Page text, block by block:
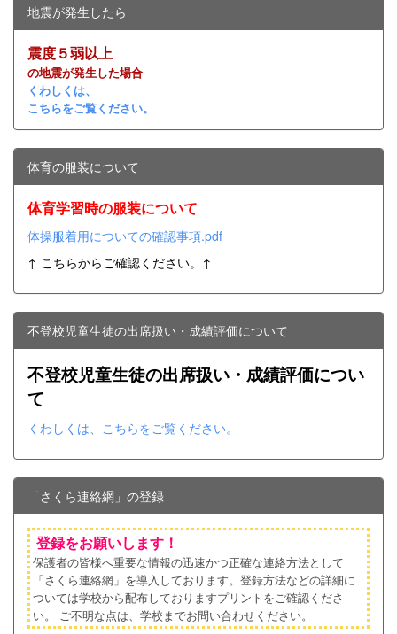
地震が発生したら
震度５弱以上
の地震が発生した場合
くわしくは、
こちらをご覧ください。
体育の服装について
体育学習時の服装について
体操服着用についての確認事項.pdf
↑ こちらからご確認ください。↑
不登校児童生徒の出席扱い・成績評価について
不登校児童生徒の出席扱い・成績評価につい
て
くわしくは、こちらをご覧ください。
「さくら連絡網」の登録
登録をお願いします！
保護者の皆様へ重要な情報の迅速かつ正確な連絡方法として
「さくら連絡網」を導入しております。登録方法などの詳細に
ついては学校から配布しておりますプリントをご確認くださ
い。
ご不明な点は、学校までお問い合わせください。